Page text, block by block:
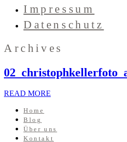
Impressum
Datenschutz
Archives
READ MORE
Home
Blog
Über uns
Kontakt